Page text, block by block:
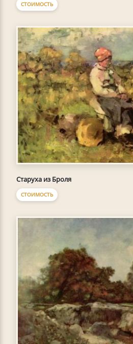
СТОИМОСТЬ
Старуха из Броля
СТОИМОСТЬ